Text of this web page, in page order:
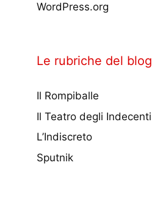
WordPress.org
Le rubriche del blog
Il Rompiballe
Il Teatro degli Indecenti
L’Indiscreto
Sputnik